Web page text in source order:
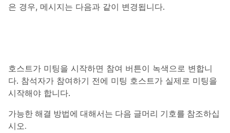
은 경우, 메시지는 다음과 같이 변경됩니다.
호스트가 미팅을 시작하면 참여 버튼이 녹색으로 변합니
다. 참석자가 참여하기 전에 미팅 호스트가 실제로 미팅을
시작해야 합니다.
가능한 해결 방법에 대해서는 다음 글머리 기호를 참조하십
시오.